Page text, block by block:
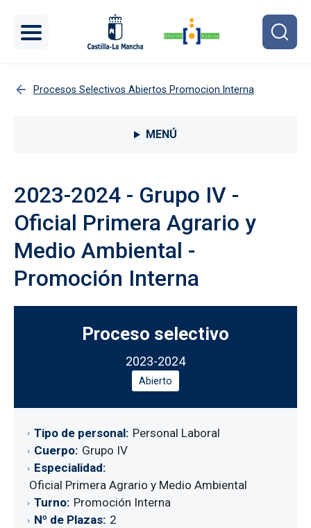
Procesos Selectivos Abiertos Promocion Interna
Menú lateral Procesos selectivos
MENÚ
2023-2024 - Grupo IV -
Oficial Primera Agrario y
Medio Ambiental -
Promoción Interna
Proceso selectivo
2023-2024
Abierto
Tipo de personal Personal Laboral
Cuerpo Grupo IV
Especialidad
Oficial Primera Agrario y Medio Ambiental
Turno Promoción Interna
Nº de Plazas 2